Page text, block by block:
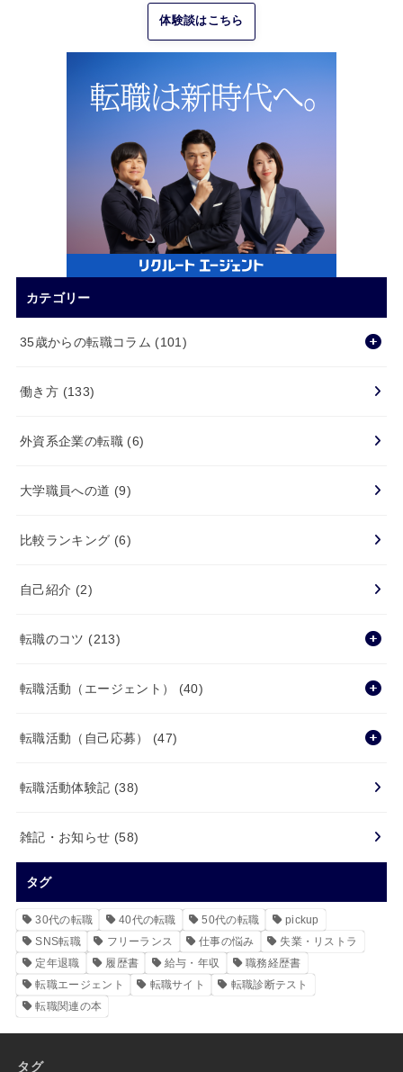
体験談はこちら
カテゴリー
35歳からの転職コラム (101)
働き方 (133)
外資系企業の転職 (6)
大学職員への道 (9)
比較ランキング (6)
自己紹介 (2)
転職のコツ (213)
転職活動（エージェント） (40)
転職活動（自己応募） (47)
転職活動体験記 (38)
雑記・お知らせ (58)
タグ
30代の転職 40代の転職 50代の転職
pickup
SNS転職
フリーランス 仕事の悩み
失業・リストラ
定年退職
履歴書 給与・年収
職務経歴書
転職エージェント
転職サイト
転職診断テスト
転職関連の本
タグ